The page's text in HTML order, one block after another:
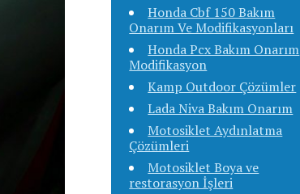
Honda Cbf 150 Bakım
Onarım Ve Modifikasyonları
Honda Pcx Bakım Onarım
Modifikasyon
Kamp Outdoor Çözümler
Lada Niva Bakım Onarım
Motosiklet Aydınlatma
Çözümleri
Motosiklet Boya ve
restorasyon İşleri